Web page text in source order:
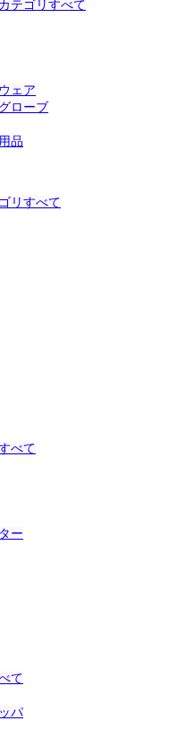
テゴリすべて
ェア
ローブ
品
リすべて
べて
ー
て
パ